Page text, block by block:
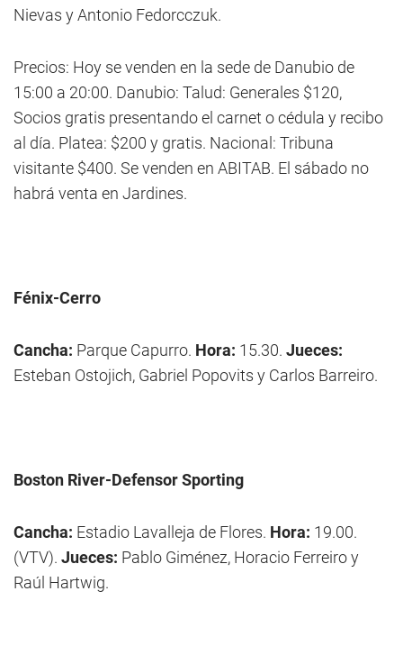
Nievas y Antonio Fedorcczuk.
Precios: Hoy se venden en la sede de Danubio de
15:00 a 20:00. Danubio: Talud: Generales $120,
Socios gratis presentando el carnet o cédula y recibo
al día. Platea: $200 y gratis. Nacional: Tribuna
visitante $400. Se venden en ABITAB. El sábado no
habrá venta en Jardines.
Fénix-Cerro
Cancha: Parque Capurro. Hora: 15.30. Jueces:
Esteban Ostojich, Gabriel Popovits y Carlos Barreiro.
Boston River-Defensor Sporting
Cancha: Estadio Lavalleja de Flores. Hora: 19.00.
(VTV). Jueces: Pablo Giménez, Horacio Ferreiro y
Raúl Hartwig.